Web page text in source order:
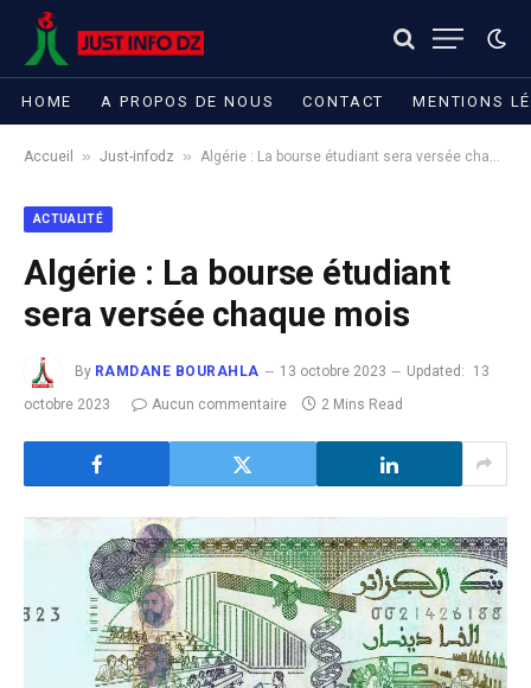
HOME A PROPOS DE NOUS CONTACT MENTIONS
Accueil » Just-infodz » Algérie : La bourse étudiant sera versée chaque mois
ACTUALITÉ
Algérie : La bourse étudiant
sera versée chaque mois
By RAMDANE BOURAHLA 13 octobre 2023 Updated:
13
octobre 2023
Aucun commentaire 2 Mins Read